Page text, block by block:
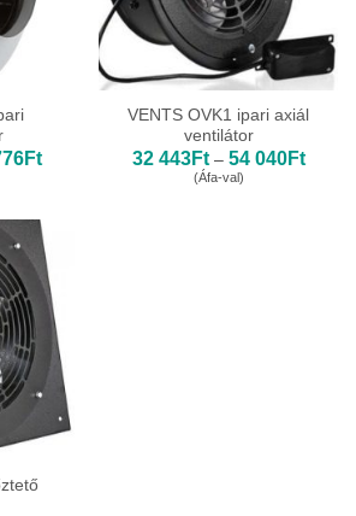
FtÁrtartomány:
69
776Ft
VENTS OVK1 ipari axiál
ventilátor
32 443Ft – 54 040Ft
(Áfa-val)